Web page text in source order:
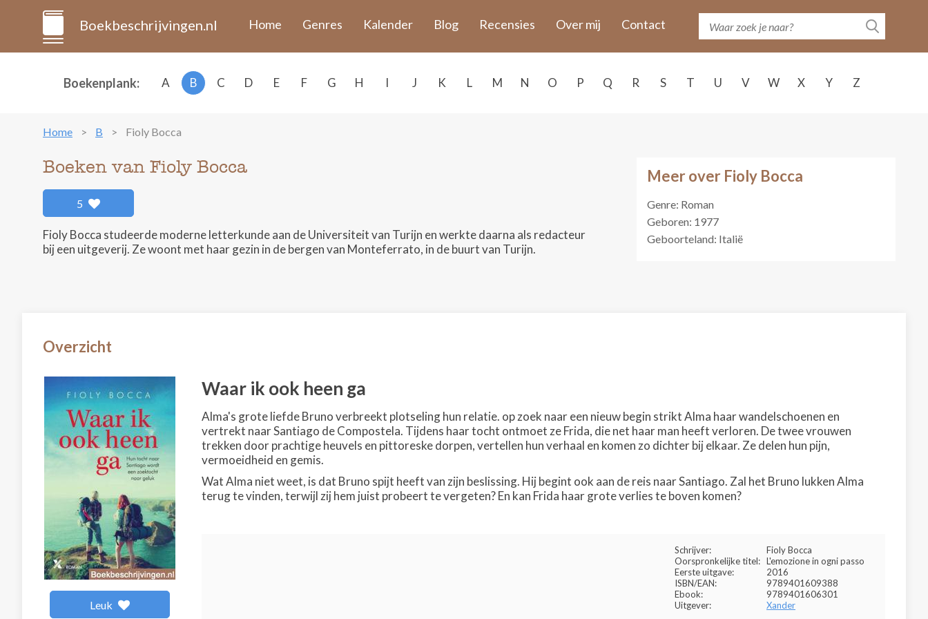
Boekbeschrijvingen.nl Home Genres Kalender Blog Recensies Over mij Contact
Boekenplank: A B C D E F G H I J K L M N O P Q R S T U V W X Y Z
Home B Fioly Bocca
Meer over Fioly Bocca
Genre: Roman
Geboren: 1977
Geboorteland: Italië
Boeken van Fioly Bocca
5
Fioly Bocca studeerde moderne letterkunde aan de Universiteit van Turijn en werkte daarna als redacteur
bij een uitgeverij. Ze woont met haar gezin in de bergen van Monteferrato, in de buurt van Turijn.
Overzicht
Leuk
Waar ik ook heen ga
Alma's grote liefde Bruno verbreekt plotseling hun relatie. op zoek naar een nieuw begin strikt Alma haar wandelschoenen en
vertrekt naar Santiago de Compostela. Tijdens haar tocht ontmoet ze Frida, die net haar man heeft verloren. De twee vrouwen
trekken door prachtige heuvels en pittoreske dorpen, vertellen hun verhaal en komen zo dichter bij elkaar. Ze delen hun pijn,
vermoeidheid en gemis.
Wat Alma niet weet, is dat Bruno spijt heeft van zijn beslissing. Hij begint ook aan de reis naar Santiago. Zal het Bruno lukken Alma
terug te vinden, terwijl zij hem juist probeert te vergeten? En kan Frida haar grote verlies te boven komen?
Schrijver:
Fioly Bocca
Oorspronkelijke titel: L'emozione in ogni passo
Eerste uitgave:
2016
ISBN/EAN:
9789401609388
Ebook:
9789401606301
Uitgever:
Xander